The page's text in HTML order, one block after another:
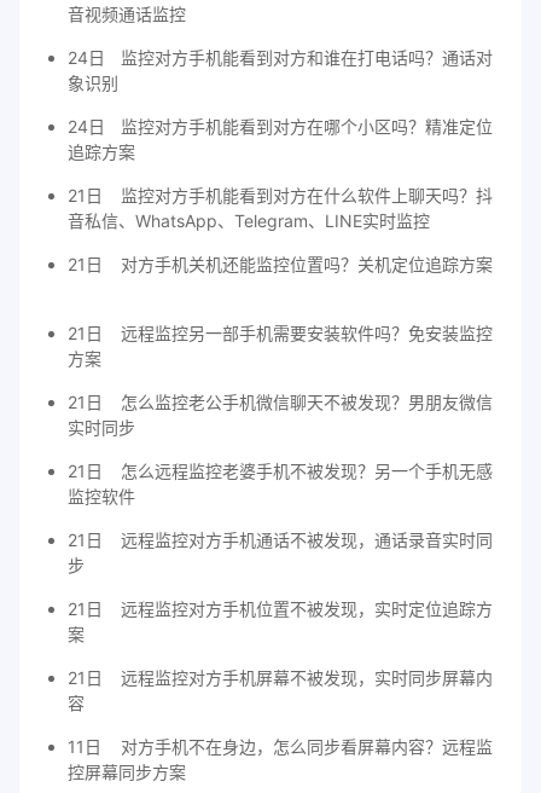
音视频通话监控
24日
监控对方手机能看到对方和谁在打电话吗？通话对
象识别
24日
监控对方手机能看到对方在哪个小区吗？精准定位
追踪方案
21日
监控对方手机能看到对方在什么软件上聊天吗？抖
音私信、WhatsApp、Telegram、LINE实时监控
21日 对方手机关机还能监控位置吗？关机定位追踪方案
21日
远程监控另一部手机需要安装软件吗？免安装监控
方案
21日
怎么监控老公手机微信聊天不被发现？男朋友微信
实时同步
21日
怎么远程监控老婆手机不被发现？另一个手机无感
监控软件
21日
远程监控对方手机通话不被发现，通话录音实时同
步
21日
远程监控对方手机位置不被发现，实时定位追踪方
案
21日
远程监控对方手机屏幕不被发现，实时同步屏幕内
容
11日
对方手机不在身边，怎么同步看屏幕内容？远程监
控屏幕同步方案